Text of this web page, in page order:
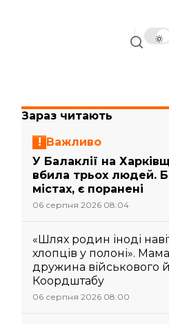
Зараз читають
Важливо
У Балаклії на
вбила трьох людей.
містах, є поранені
06 серпня 2026 08:04
«Шлях родин іноді
хлопців у полоні».
дружина військового
Коордштабу
06 серпня 2026 08:00